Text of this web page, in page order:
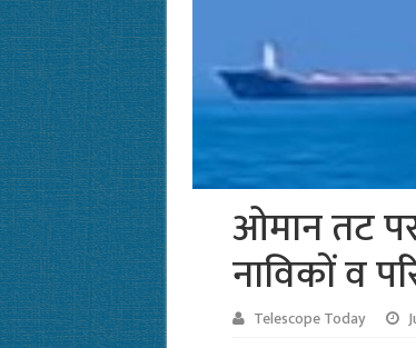
ओमान तट
नाविकों व
Telescope Today